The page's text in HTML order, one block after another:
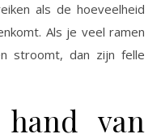
als de hoeveelheid
Als je veel ramen
stroomt, dan zijn felle
van